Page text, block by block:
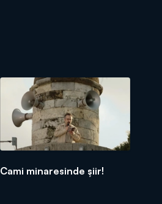
Cami minaresinde şiir!